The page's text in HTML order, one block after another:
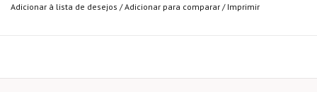
Adicionar à lista de desejos /Adicionar para comparar / Imprimir